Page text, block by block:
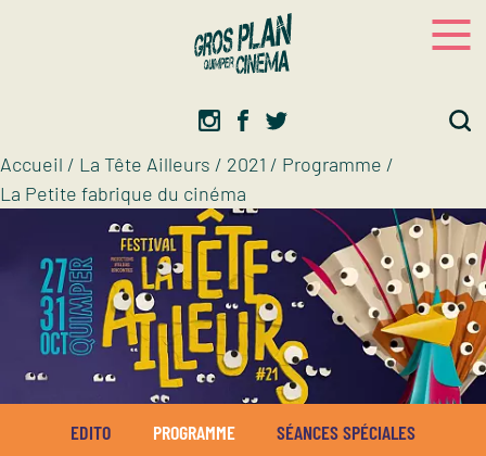
Accueil / La Tête Ailleurs / 2021 / Programme /
La Petite fabrique du cinéma
EDITO PROGRAMME
SÉANCES SPÉCIALES